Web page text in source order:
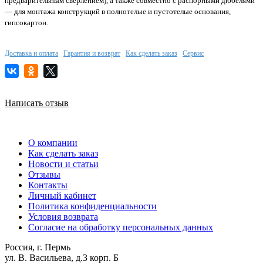
— для монтажа конструкций в полнотелые и пустотелые основания,
гипсокартон.
Доставка и оплата Гарантия и возврат Как сделать заказ Сервис
Написать отзыв
О компании
Как сделать заказ
Новости и статьи
Отзывы
Контакты
Личный кабинет
Политика конфиденциальности
Условия возврата
Согласие на обработку персональных данных
Россия, г. Пермь
ул. В. Васильева, д.3 корп. Б